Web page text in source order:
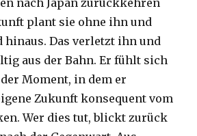
plant sie ohne ihn und
hinaus. Das verletzt ihn und
aus der Bahn. Er fühlt sich
Moment, in dem er
Zukunft konsequent vom
Wer dies tut, blickt zurück